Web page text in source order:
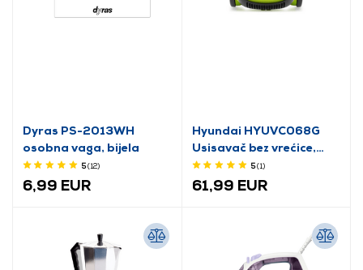
Dyras PS-2013WH
osobna vaga, bijela
5(12)
6,99 EUR
Hyundai HYUVC068G
Usisavač bez vrećice,
zeleni
5(1)
61,99 EUR